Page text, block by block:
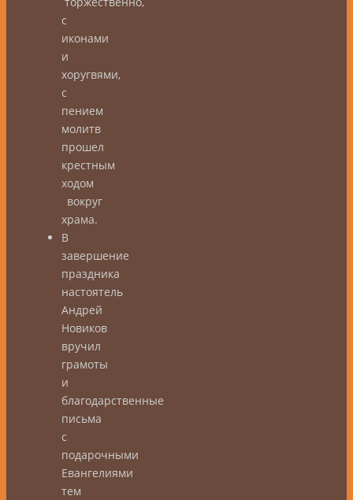
с
иконами
и
хоругвями,
с
пением
молитв
прошел
крестным
ходом
вокруг
храма.
В
завершение
праздника
настоятель
Андрей
Новиков
вручил
грамоты
и
благодарственные
письма
с
подарочными
Евангелиями
тем